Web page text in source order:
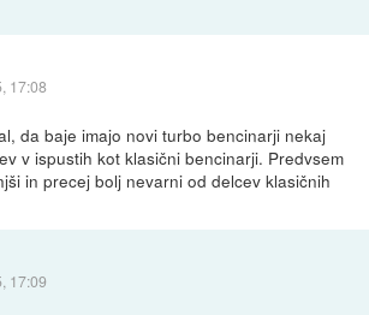
17:08
da baje imajo novi turbo bencinarji nekaj
v ispustih kot klasični bencinarji. Predvsem
in precej bolj nevarni od delcev klasičnih
17:09